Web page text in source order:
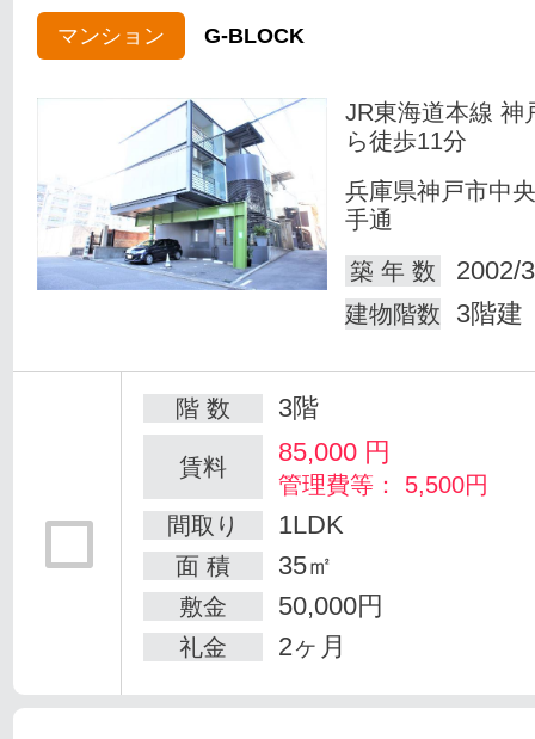
マンション G-BLOCK
JR東海道本線 神
ら徒歩11分
兵庫県神戸市中
手通
築 年 数
2002/
建物階数 3階建
階 数 3階
賃料 85,000 円
管理費等： 5,500円
間取り
1LDK
面 積 35㎡
敷金 50,000円
礼金 2ヶ月